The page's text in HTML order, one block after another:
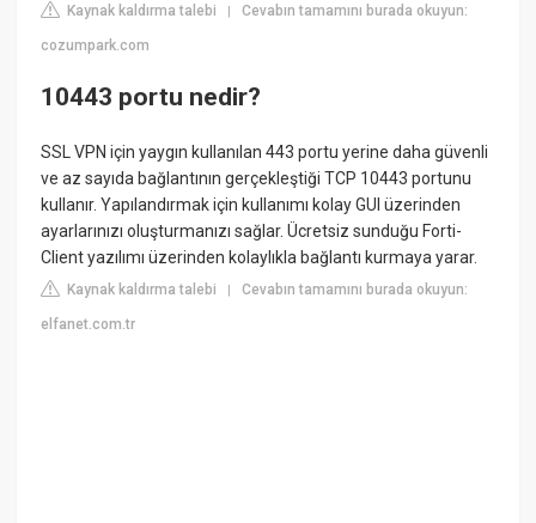
Kaynak kaldırma talebi |Cevabın tamamını burada okuyun:
cozumpark.com
10443 portu nedir?
SSL VPN için yaygın kullanılan 443 portu yerine daha güvenli
ve az sayıda bağlantının gerçekleştiği TCP 10443 portunu
kullanır. Yapılandırmak için kullanımı kolay GUI üzerinden
ayarlarınızı oluşturmanızı sağlar. Ücretsiz sunduğu Forti-
Client yazılımı üzerinden kolaylıkla bağlantı kurmaya yarar.
Kaynak kaldırma talebi |Cevabın tamamını burada okuyun:
elfanet.com.tr